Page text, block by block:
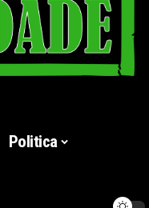
Politica